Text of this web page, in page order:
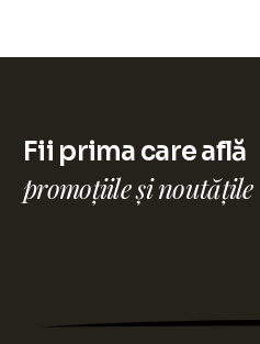
Fii prima care află
promoțiile și noutățile